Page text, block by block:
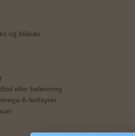
og blåbær
eller belønning
6-fedtsyrer